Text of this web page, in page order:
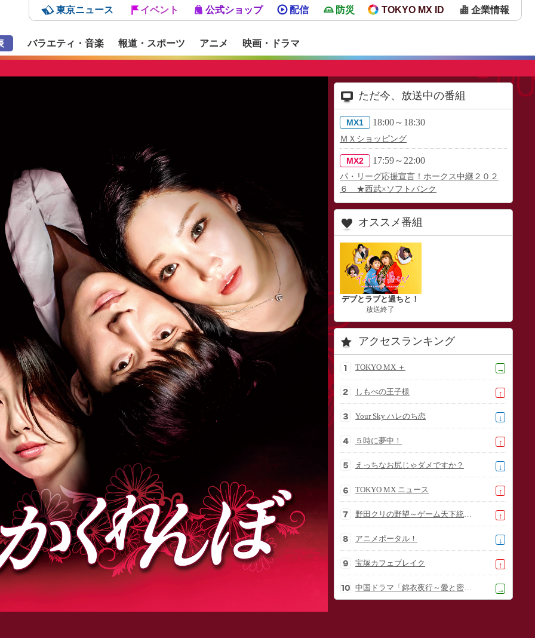
バラエティ・音楽 報道・スポーツ アニメ 映画・ドラマ
東京ニュース イベント 公式ショップ 配信 防災 TOKYO MX ID 企業情報
ただ今、放送中の番組
MX1 18:00～18:30
ＭＸショッピング
MX2 17:59～22:00
パ・リーグ応援宣言！ホークス中継２０２
６ ★西武×ソフトバンク
オススメ番組
デブとラブと過ちと！
放送終了
アクセスランキング
TOKYO MX ＋ →
しもべの王子様 ↑
Your Sky ハレのち恋 ↓
５時に夢中！ ↑
えっちなお尻じゃダメですか？ ↓
TOKYO MX ニュース ↑
↑
アニメポータル！ ↓
宝塚カフェブレイク ↑
→